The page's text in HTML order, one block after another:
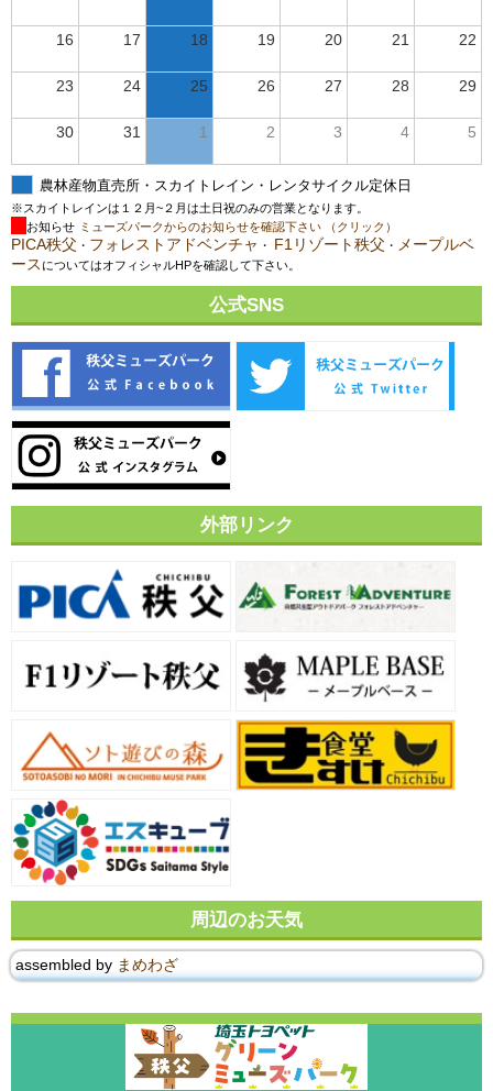
16 17 18 19 20 21 22
23 24 25 26 27 28 29
30 31 1 2 3 4 5
農林産物直売所・スカイトレイン・レンタサイクル定休日
※スカイトレインは１２月~２月は土日祝のみの営業となります。
お知らせ ミューズパークからのお知らせを確認下さい （クリック）
PICA秩父 ・ フォレストアドベンチャ ・ F1リゾート秩父 ・ メープルベ
ース についてはオフィシャルHPを確認して下さい。
公式SNS
外部リンク
周辺のお天気
assembled by まめわざ